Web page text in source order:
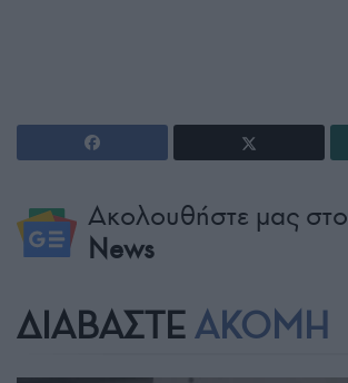
Ακολουθήστε μας στο
News
ΔΙΑΒΑΣΤΕ ΑΚΟΜΗ